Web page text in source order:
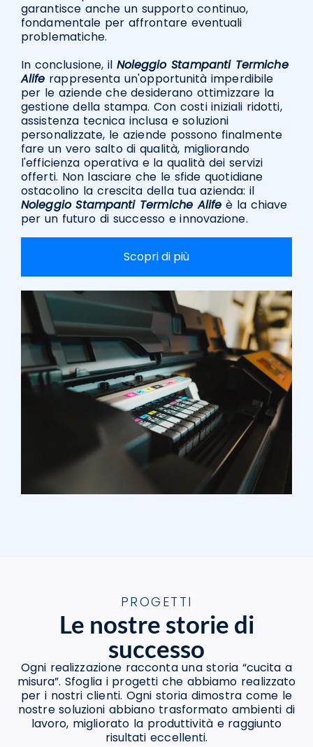
garantisce anche un supporto continuo,
fondamentale per affrontare eventuali
problematiche.
In conclusione, il Noleggio Stampanti Termiche
Alife rappresenta un'opportunità imperdibile
per le aziende che desiderano ottimizzare la
gestione della stampa. Con costi iniziali ridotti,
assistenza tecnica inclusa e soluzioni
personalizzate, le aziende possono finalmente
fare un vero salto di qualità, migliorando
l'efficienza operativa e la qualità dei servizi
offerti. Non lasciare che le sfide quotidiane
ostacolino la crescita della tua azienda: il
Noleggio Stampanti Termiche Alife è la chiave
per un futuro di successo e innovazione.
Scopri di più
PROGETTI
Le nostre storie di
successo
Ogni realizzazione racconta una storia “cucita a
misura”. Sfoglia i progetti che abbiamo realizzato
per i nostri clienti. Ogni storia dimostra come le
nostre soluzioni abbiano trasformato ambienti di
lavoro, migliorato la produttività e raggiunto
risultati eccellenti.